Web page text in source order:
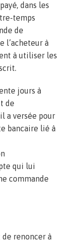
dans les
temps
de
l’acheteur à
à utiliser les
jours à
de
a versée pour
bancaire lié à
qui lui
commande
de renoncer à